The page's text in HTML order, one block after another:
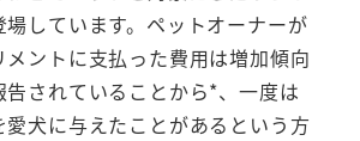
場しています。ペットオーナーが
メントに支払った費用は増加傾向
告されていることから*、一度は
愛犬に与えたことがあるという方